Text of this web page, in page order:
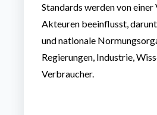
Standards werden von einer
Akteuren beeinflusst,
und nationale
Regierungen, Industrie,
Verbraucher.